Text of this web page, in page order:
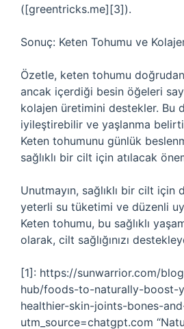
([greentricks.me][3]).
Sonuç: Keten Tohumu ve
Özetle, keten tohumu
ancak içerdiği besin öğeleri
kolajen üretimini destekler. Bu
iyileştirebilir ve yaşlanma
Keten tohumunu günlük
sağlıklı bir cilt için atılacak
Unutmayın, sağlıklı bir cilt için
yeterli su tüketimi ve düzenli
Keten tohumu, bu sağlıklı
olarak, cilt sağlığınızı
[1]: https://sunwarrior.com/
hub/foods-to-naturally-boost-
healthier-skin-joints-bones-
utm_source=chatgpt.com